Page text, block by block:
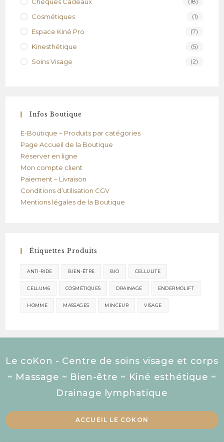
Cosmétiques (1)
Espace Kiné Pro (7)
Kinesthétique (5)
Soins Visage (2)
Infos Boutique
E-Boutique – Produits par catégories
Page Accueil de la Boutique
Réserver en ligne
Mon compte client
Paiement – Livraison
Conditions d’utilisation CGV
Mentions légales de la Boutique
Étiquettes Produits
ANTI-RIDE BIEN-ÊTRE BIO CELLULITE
CELLUM6 COSMÉTIQUES DRAINAGE ENDERMOLIFT
HOMME MASSAGES MINCEUR VISAGE
Le coKon - Centre de soins visage et corps
~ Massage ~ Bien-être ~ Kiné esthétique ~
Drainage lymphatique
ACCUEIL LE COKON